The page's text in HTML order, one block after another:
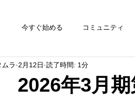
今すぐ始める コミュニティ
年3月期
ラ 2月12日 読了時間: 1分